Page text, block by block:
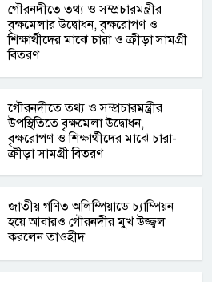
গৌরনদীতে তথ্য ও সম্প্রচারমন্ত্রীর
বৃক্ষমেলার উদ্বোধন, বৃক্ষরোপণ ও
শিক্ষার্থীদের মাঝে চারা ও ক্রীড়া সামগ্রী
বিতরণ
‎গৌরনদীতে তথ্য ও সম্প্রচারমন্ত্রীর
উপস্থিতিতে বৃক্ষমেলা উদ্বোধন,
বৃক্ষরোপণ ও শিক্ষার্থীদের মাঝে চারা-
ক্রীড়া সামগ্রী বিতরণ
জাতীয় গণিত অলিম্পিয়াডে চ্যাম্পিয়ন
হয়ে আবারও গৌরনদীর মুখ উজ্জ্বল
করলেন তাওহীদ